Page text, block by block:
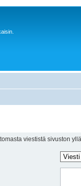
viestistä sivuston